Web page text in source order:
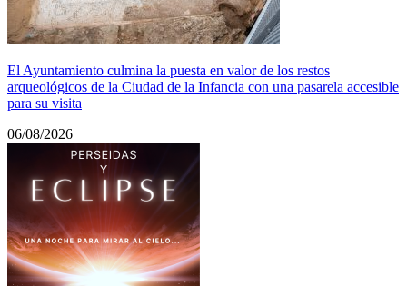
El Ayuntamiento culmina la puesta en valor de los restos
arqueológicos de la Ciudad de la Infancia con una pasarela accesible
para su visita
06/08/2026